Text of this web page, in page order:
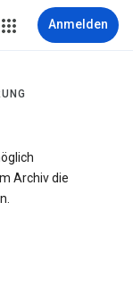
Anmelden
Archiv die